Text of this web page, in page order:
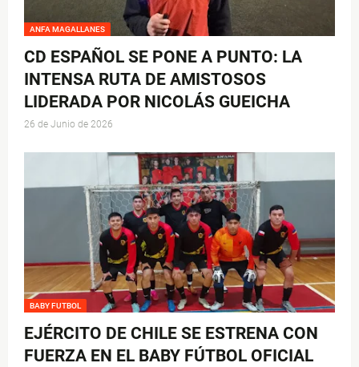
ANFA MAGALLANES
CD ESPAÑOL SE PONE A PUNTO: LA
INTENSA RUTA DE AMISTOSOS
LIDERADA POR NICOLÁS GUEICHA
26 de Junio de 2026
BABY FUTBOL
EJÉRCITO DE CHILE SE ESTRENA CON
FUERZA EN EL BABY FÚTBOL OFICIAL